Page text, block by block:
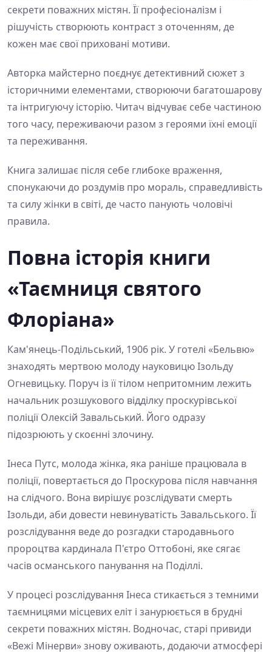
секрети поважних містян. Її професіоналізм і
рішучість створюють контраст з оточенням, де
кожен має свої приховані мотиви.
Авторка майстерно поєднує детективний сюжет з
історичними елементами, створюючи багатошарову
та інтригуючу історію. Читач відчуває себе частиною
того часу, переживаючи разом з героями їхні емоції
та переживання.
Книга залишає після себе глибоке враження,
спонукаючи до роздумів про мораль, справедливість
та силу жінки в світі, де часто панують чоловічі
правила.
Повна історія книги
«Таємниця святого
Флоріана»
Кам'янець-Подільський, 1906 рік. У готелі «Бельвю»
знаходять мертвою молоду науковицю Ізольду
Огневицьку. Поруч із її тілом непритомним лежить
начальник розшукового відділку проскурівської
поліції Олексій Завальський. Його одразу
підозрюють у скоєнні злочину.
Інеса Путс, молода жінка, яка раніше працювала в
поліції, повертається до Проскурова після навчання
на слідчого. Вона вирішує розслідувати смерть
Ізольди, аби довести невинуватість Завальського. Її
розслідування веде до розгадки стародавнього
пророцтва кардинала П'єтро Оттобоні, яке сягає
часів османського панування на Поділлі.
У процесі розслідування Інеса стикається з темними
таємницями місцевих еліт і занурюється в брудні
секрети поважних містян. Водночас, старі привиди
«Вежі Мінерви» знову оживають, додаючи атмосфері